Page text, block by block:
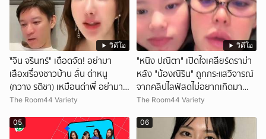
วิดีโอ
ั่"จิน จรินทร์" เดือดจัด! อย่ามา
เสือxเรื่องชาวบ้าน ลั่น ด่าหนู
(กวาง รติชา) เหมือนด่าพี่ อย่ามา
ยุ่งกับคนของผม จบ!!!
The Room44 Variety
วิดีโอ
"หนิง ปณิตา" เปิดใจเคลียร์ดราม่า
หลัง "น้องณิริน" ถูกกระแสวิจารณ์
จากคลิปไลฟ์สดไม่อยากเกิดมา
หน้าเหมือนพ่อ
The Room44 Variety
05 06